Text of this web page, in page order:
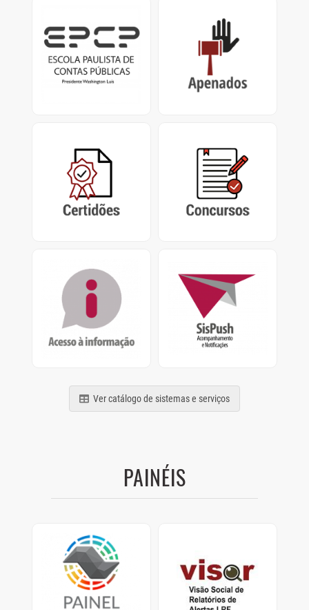
Escola Paulista de
Contas Públicas
Presidente Washington
Luís.
Impedimentos de
Contrato / Licitação,
Certificado de
Apenamento e
Certidão Negativa de
Contas Julgadas
Irregulares e Certidão de
Tempo de Contribuição
Concursos encerrados,
em andamento e
abertos do Tribunal de
Contas do Estado de São
Pedidos de Acesso nos
termos da Lei nº
12.527/2011
Sistema de
Acompanhamento e
Notificações de
relatórios, processos e
comunicados
Ver catálogo de sistemas e serviços
PAINÉIS
Painel Clima SP
Painel com dados de
como os Municípios
estão se preparando
Visão Social de
Relatórios de Alertas
LRF.